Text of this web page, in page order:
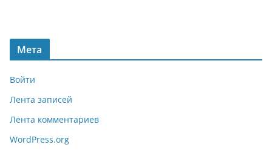
Мета
Войти
Лента записей
Лента комментариев
WordPress.org